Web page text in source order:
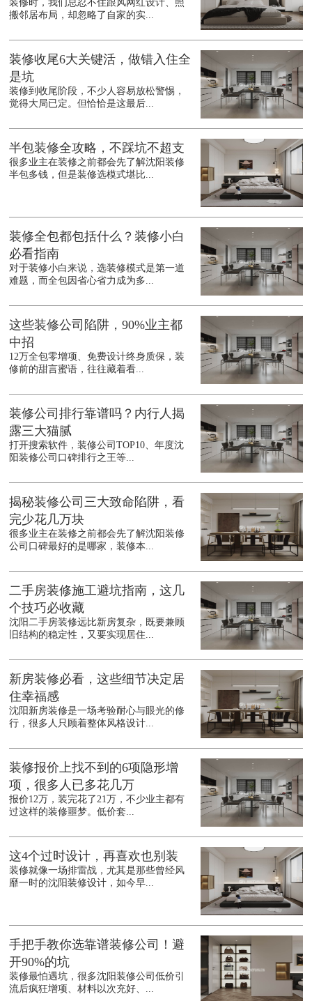
装修时，我们总忍不住跟风网红设计、照
搬邻居布局，却忽略了自家的实...
装修收尾6大关键活，做错入住全
是坑
装修到收尾阶段，不少人容易放松警惕，
觉得大局已定。但恰恰是这最后...
半包装修全攻略，不踩坑不超支
很多业主在装修之前都会先了解沈阳装修
半包多钱，但是装修选模式堪比...
装修全包都包括什么？装修小白
必看指南
对于装修小白来说，选装修模式是第一道
难题，而全包因省心省力成为多...
这些装修公司陷阱，90%业主都
中招
12万全包零增项、免费设计终身质保，装
修前的甜言蜜语，往往藏着看...
装修公司排行靠谱吗？内行人揭
露三大猫腻
打开搜索软件，装修公司TOP10、年度沈
阳装修公司口碑排行之王等...
揭秘装修公司三大致命陷阱，看
完少花几万块
很多业主在装修之前都会先了解沈阳装修
公司口碑最好的是哪家，装修本...
二手房装修施工避坑指南，这几
个技巧必收藏
沈阳二手房装修远比新房复杂，既要兼顾
旧结构的稳定性，又要实现居住...
新房装修必看，这些细节决定居
住幸福感
沈阳新房装修是一场考验耐心与眼光的修
行，很多人只顾着整体风格设计...
装修报价上找不到的6项隐形增
项，很多人已多花几万
报价12万，装完花了21万，不少业主都有
过这样的装修噩梦。低价套...
这4个过时设计，再喜欢也别装
装修就像一场排雷战，尤其是那些曾经风
靡一时的沈阳装修设计，如今早...
手把手教你选靠谱装修公司！避
开90%的坑
装修最怕遇坑，很多沈阳装修公司低价引
流后疯狂增项、材料以次充好、...